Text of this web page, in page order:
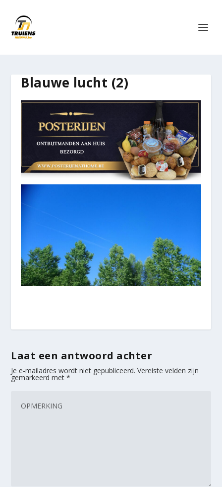
Blauwe lucht (2)
Laat een antwoord achter
Je e-mailadres wordt niet gepubliceerd. Vereiste velden zijn
gemarkeerd met*